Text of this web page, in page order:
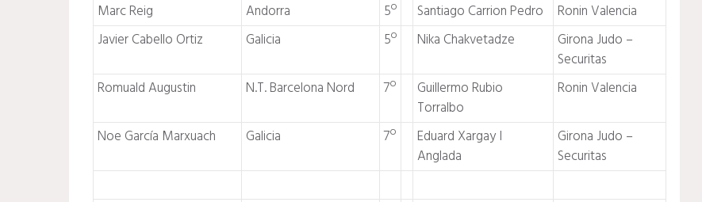
Marc Reig
Andorra 5º Santiago Carrion Pedro
Ronin Valencia
Javier Cabello Ortiz
Galicia 5º Nika Chakvetadze
Girona Judo –
Securitas
Romuald Augustin
N.T. Barcelona Nord 7º
Guillermo Rubio
Torralbo
Ronin Valencia
Noe García Marxuach Galicia 7º
Eduard Xargay I
Anglada
Girona Judo –
Securitas